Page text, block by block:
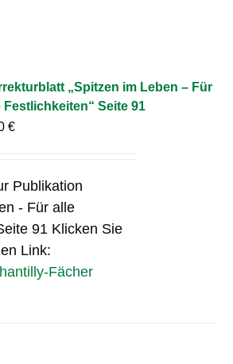
„Spitzen im Leben – Für
Festlichkeiten“ Seite 91
€
Publikation
- Für alle
91 Klicken Sie
Link:
Fächer